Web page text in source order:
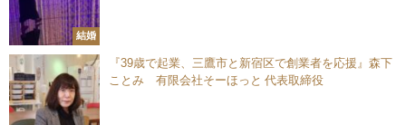
結婚
『39歳で起業、三鷹市と新宿区で創業者を応援』森下
ことみ 有限会社そーほっと 代表取締役